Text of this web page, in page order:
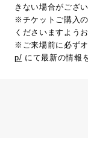
きない場合がござ
※チケットご購入
くださいますよう
※ご来場前に必ず
p/ にて最新の情報